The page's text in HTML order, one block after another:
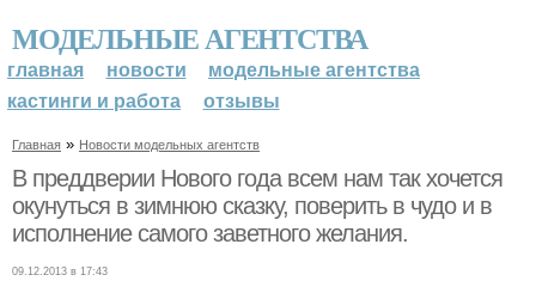
МОДЕЛЬНЫЕ АГЕНТСТВА
главная новости
модельные агентства
кастинги и работа
отзывы
Главная » Новости модельных агентств
В преддверии Нового года всем нам так хочется
окунуться в зимнюю сказку, поверить в чудо и в
исполнение самого заветного желания.
09.12.2013 в 17:43